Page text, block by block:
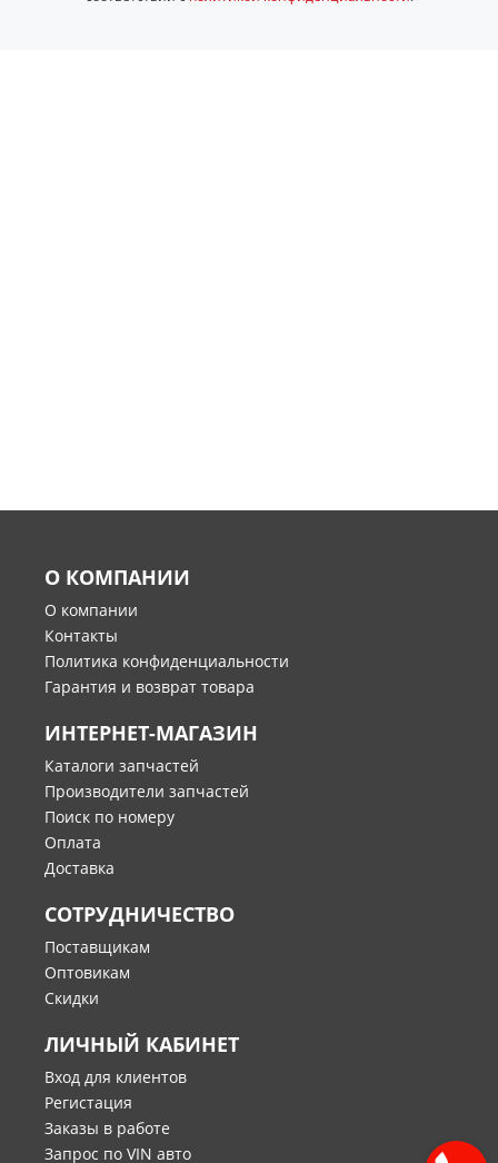
О КОМПАНИИ
О компании
Контакты
Политика конфиденциальности
Гарантия и возврат товара
ИНТЕРНЕТ-МАГАЗИН
Каталоги запчастей
Производители запчастей
Поиск по номеру
Оплата
Доставка
СОТРУДНИЧЕСТВО
Поставщикам
Оптовикам
Скидки
ЛИЧНЫЙ КАБИНЕТ
Вход для клиентов
Регистация
Заказы в работе
Запрос по VIN авто